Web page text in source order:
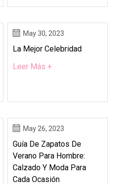
May 30, 2023
La Mejor Celebridad
Leer Más +
May 26, 2023
Guía De Zapatos De
Verano Para Hombre:
Calzado Y Moda Para
Cada Ocasión